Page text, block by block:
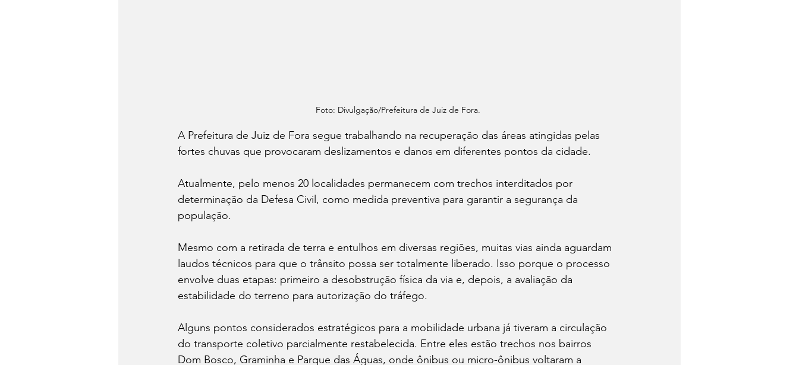
Foto: Divulgação/Prefeitura de Juiz de Fora.
A Prefeitura de Juiz de Fora segue trabalhando na recuperação das áreas atingidas pelas
fortes chuvas que provocaram deslizamentos e danos em diferentes pontos da cidade.
Atualmente, pelo menos 20 localidades permanecem com trechos interditados por
determinação da Defesa Civil, como medida preventiva para garantir a segurança da
população.
Mesmo com a retirada de terra e entulhos em diversas regiões, muitas vias ainda aguardam
laudos técnicos para que o trânsito possa ser totalmente liberado. Isso porque o processo
envolve duas etapas: primeiro a desobstrução física da via e, depois, a avaliação da
estabilidade do terreno para autorização do tráfego.
Alguns pontos considerados estratégicos para a mobilidade urbana já tiveram a circulação
do transporte coletivo parcialmente restabelecida. Entre eles estão trechos nos bairros
Dom Bosco, Graminha e Parque das Águas, onde ônibus ou micro-ônibus voltaram a